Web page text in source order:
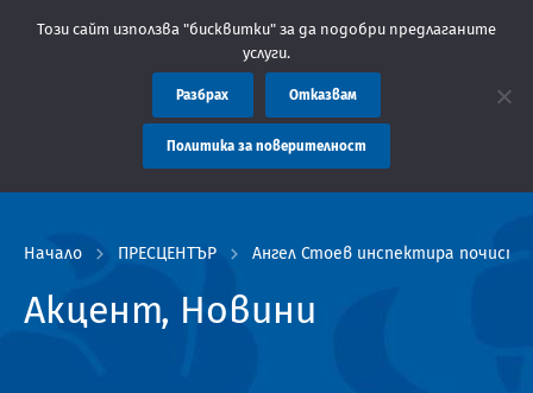
администрация Пловдив препоръчва заплащането на
Начало ПРЕСЦЕНТЪР Ангел Стоев инспектира
Акцент, Новини
Този сайт използва "бисквитки" за да подобри предлаганите
услуги.
Разбрах Отказвам
Политика за поверителност